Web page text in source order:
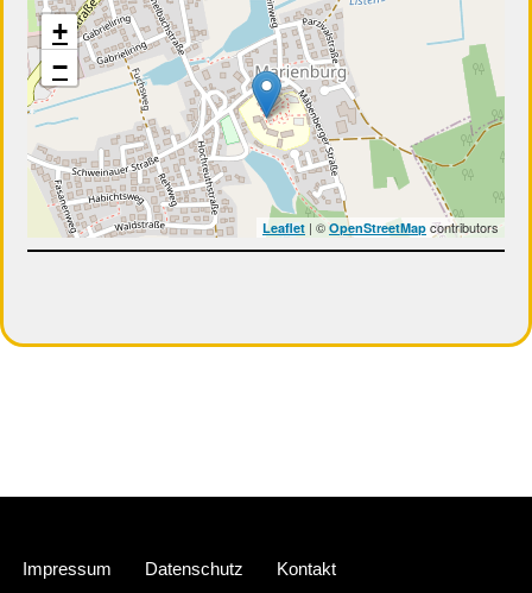
+
−
Leaflet | ©OpenStreetMap contributors
Impressum Datenschutz Kontakt